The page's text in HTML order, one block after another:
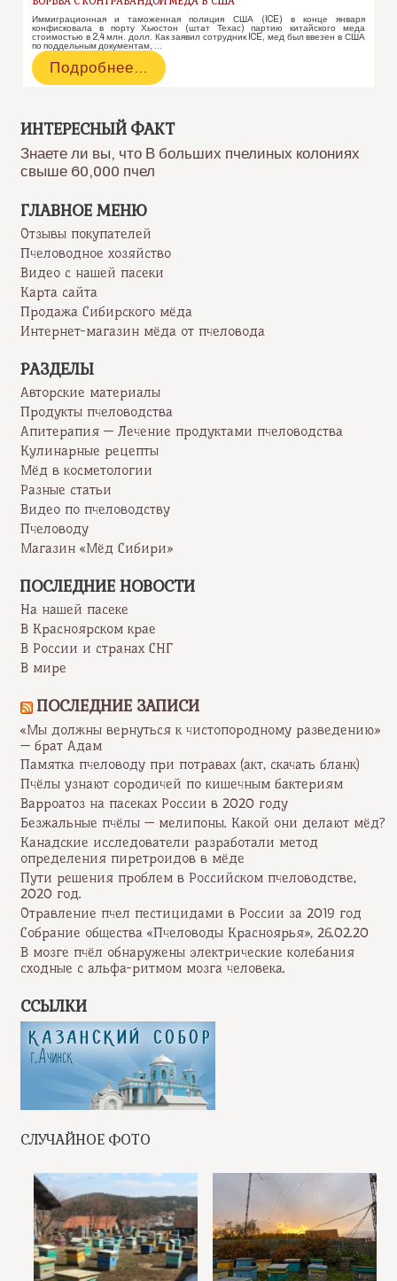
Иммиграционная и таможенная полиция США (ICE) в конце января
конфисковала в порту Хьюстон (штат Техас) партию китайского меда
стоимостью в 2,4 млн. долл. Как заявил сотрудник ICE, мед был ввезен в США
по поддельным документам, …
Борьба
с
в
Подробнее…
ИНТЕРЕСНЫЙ ФАКТ
Знаете ли вы, что В больших пчелиных колониях
свыше 60,000 пчел
ГЛАВНОЕ МЕНЮ
Отзывы покупателей
Пчеловодное хозяйство
Видео с нашей пасеки
Карта сайта
Продажа Сибирского мёда
Интернет-магазин мёда от пчеловода
РАЗДЕЛЫ
Авторские материалы
Продукты пчеловодства
Апитерапия — Лечение продуктами пчеловодства
Кулинарные рецепты
Мёд в косметологии
Разные статьи
Видео по пчеловодству
Пчеловоду
Магазин «Мёд Сибири»
ПОСЛЕДНИЕ НОВОСТИ
На нашей пасеке
В Красноярском крае
В России и странах СНГ
В мире
ПОСЛЕДНИЕ ЗАПИСИ
«Мы должны вернуться к чистопородному разведению»
— брат Адам
Памятка пчеловоду при потравах (акт, скачать бланк)
Пчёлы узнают сородичей по кишечным бактериям
Варроатоз на пасеках России в 2020 году
Безжальные пчёлы — мелипоны. Какой они делают мёд?
Канадские исследователи разработали метод
определения пиретроидов в мёде
Пути решения проблем в Российском пчеловодстве,
2020 год.
Отравление пчел пестицидами в России за 2019 год
Собрание общества «Пчеловоды Красноярья», 26.02.20
В мозге пчёл обнаружены электрические колебания
сходные с альфа-ритмом мозга человека.
ССЫЛКИ
СЛУЧАЙНОЕ ФОТО